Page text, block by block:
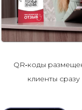
QR‑коды
клиенты